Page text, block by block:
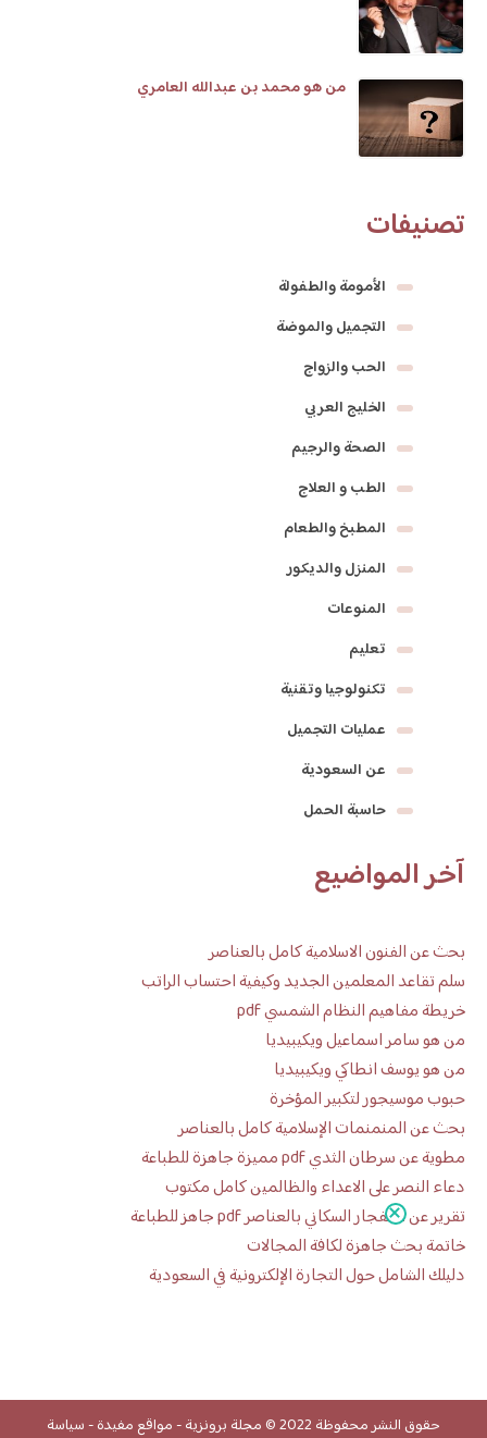
من هو محمد بن عبدالله العامري
تصنيفات
الأمومة والطفولة
التجميل والموضة
الحب والزواج
الخليج العربي
الصحة والرجيم
الطب و العلاج
المطبخ والطعام
المنزل والديكور
المنوعات
تعليم
تكنولوجيا وتقنية
عمليات التجميل
عن السعودية
حاسبة الحمل
آخر المواضيع
بحث عن الفنون الاسلامية كامل بالعناصر
سلم تقاعد المعلمين الجديد وكيفية احتساب الراتب
خريطة مفاهيم النظام الشمسي pdf
من هو سامر اسماعيل ويكيبيديا
من هو يوسف انطاكي ويكيبيديا
حبوب موسيجور لتكبير المؤخرة
بحث عن المنمنمات الإسلامية كامل بالعناصر
مطوية عن سرطان الثدي pdf مميزة جاهزة للطباعة
دعاء النصر على الاعداء والظالمين كامل مكتوب
تقرير عن الانفجار السكاني بالعناصر pdf جاهز للطباعة
خاتمة بحث جاهزة لكافة المجالات
دليلك الشامل حول التجارة الإلكترونية في السعودية
حقوق النشر محفوظة 2022 © مجلة برونزية-مواقع مفيدة-سياسة